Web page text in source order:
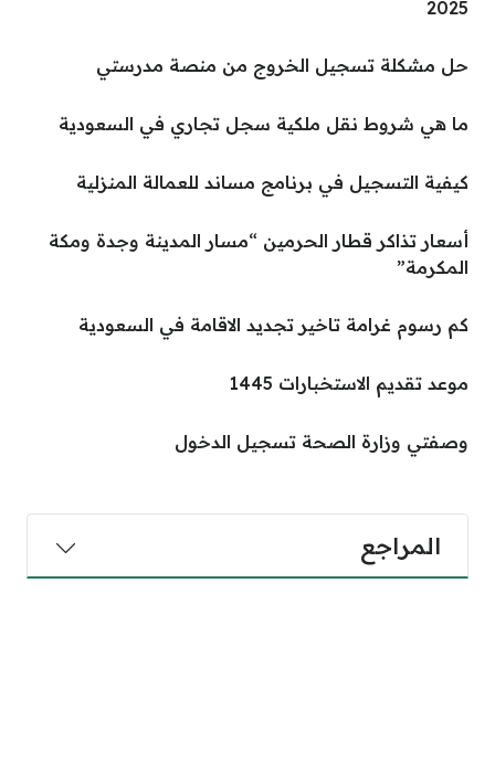
2025
حل مشكلة تسجيل الخروج من منصة مدرستي
ما هي شروط نقل ملكية سجل تجاري في السعودية
كيفية التسجيل في برنامج مساند للعمالة المنزلية
أسعار تذاكر قطار الحرمين “مسار المدينة وجدة ومكة
المكرمة”
كم رسوم غرامة تاخير تجديد الاقامة في السعودية
موعد تقديم الاستخبارات 1445
وصفتي وزارة الصحة تسجيل الدخول
المراجع